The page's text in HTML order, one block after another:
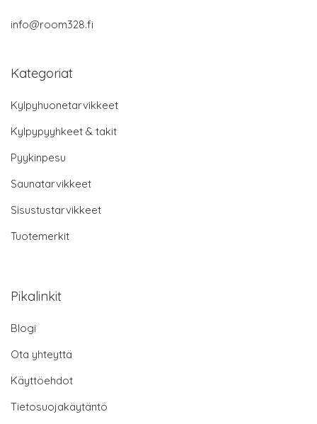
info@room328.fi
Kategoriat
Kylpyhuonetarvikkeet
Kylpypyyhkeet & takit
Pyykinpesu
Saunatarvikkeet
Sisustustarvikkeet
Tuotemerkit
Pikalinkit
Blogi
Ota yhteyttä
Käyttöehdot
Tietosuojakäytäntö